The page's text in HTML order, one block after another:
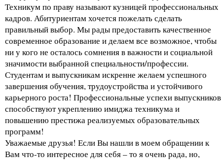
Техникум по праву называют кузницей профессиональных
кадров. Абитуриентам хочется пожелать сделать
правильный выбор. Мы рады предоставить качественное
современное образование и делаем все возможное, чтобы
ни у кого не осталось сомнения в важности и социальной
значимости выбранной специальности/профессии.
Студентам и выпускникам искренне желаем успешного
завершения обучения, трудоустройства и устойчивого
карьерного роста! Профессиональные успехи выпускников
способствуют укреплению имиджа техникума и
повышению престижа реализуемых образовательных
программ!
Уважаемые друзья! Если Вы нашли в моем обращении к
Вам что-то интересное для себя – то я очень рада, но,